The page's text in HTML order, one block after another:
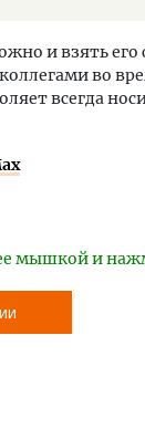
и взять его
во
всегда
мышкой и